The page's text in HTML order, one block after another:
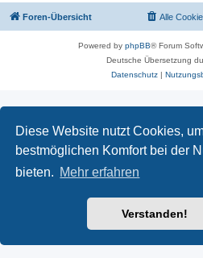
Diese Website nutzt Cookies,
bestmöglichen Komfort bei der
bieten. Mehr erfahren
Verstanden!
Foren-Übersicht Alle
Powered by phpBB® Forum
Deutsche Übersetzung
Datenschutz|